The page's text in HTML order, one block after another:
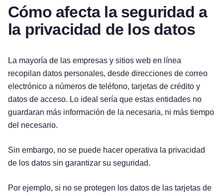
Cómo afecta la seguridad a
la privacidad de los datos
La mayoría de las empresas y sitios web en línea
recopilan datos personales, desde direcciones de correo
electrónico a números de teléfono, tarjetas de crédito y
datos de acceso. Lo ideal sería que estas entidades no
guardaran más información de la necesaria, ni más tiempo
del necesario.
Sin embargo, no se puede hacer operativa la privacidad
de los datos sin garantizar su seguridad.
Por ejemplo, si no se protegen los datos de las tarjetas de